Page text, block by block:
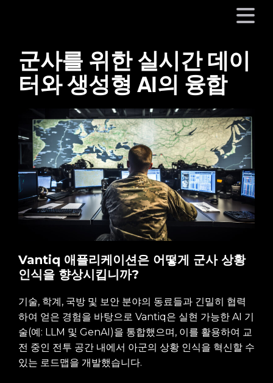
플랫폼
파트너
회사
리소스
군사를 위한 실시간 데이
터와 생성형 AI의 융합
Vantiq 애플리케이션은 어떻게 군사 상황
인식을 향상시킵니까?
기술, 학계, 국방 및 보안 분야의 동료들과 긴밀히 협력
하여 얻은 경험을 바탕으로 Vantiq은 실현 가능한 AI 기
술(예: LLM 및 GenAI)을 통합했으며, 이를 활용하여 교
전 중인 전투 공간 내에서 아군의 상황 인식을 혁신할 수
있는 로드맵을 개발했습니다.